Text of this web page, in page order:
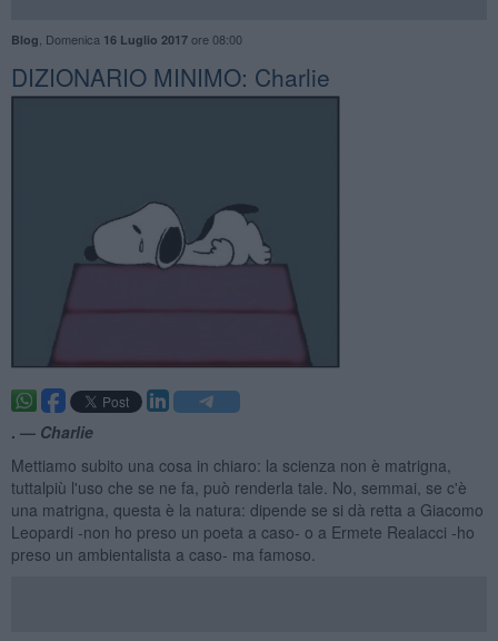
Blog Domenica 16 Luglio 2017ore 08:00
DIZIONARIO MINIMO: Charlie
. — Charlie
Mettiamo subito una cosa in chiaro: la scienza non è matrigna,
tuttalpiù l'uso che se ne fa, può renderla tale. No, semmai, se c'è
una matrigna, questa è la natura: dipende se si dà retta a Giacomo
Leopardi -non ho preso un poeta a caso- o a Ermete Realacci -ho
preso un ambientalista a caso- ma famoso.